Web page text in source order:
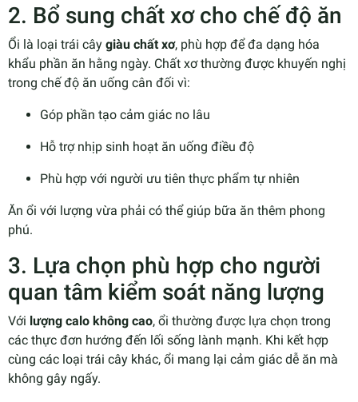
2. Bổ sung chất xơ cho chế độ ăn
Ổi là loại trái cây giàu chất xơ, phù hợp để đa dạng hóa
khẩu phần ăn hằng ngày. Chất xơ thường được khuyến nghị
trong chế độ ăn uống cân đối vì:
Góp phần tạo cảm giác no lâu
Hỗ trợ nhịp sinh hoạt ăn uống điều độ
Phù hợp với người ưu tiên thực phẩm tự nhiên
Ăn ổi với lượng vừa phải có thể giúp bữa ăn thêm phong
phú.
3. Lựa chọn phù hợp cho người
quan tâm kiểm soát năng lượng
Với lượng calo không cao, ổi thường được lựa chọn trong
các thực đơn hướng đến lối sống lành mạnh. Khi kết hợp
cùng các loại trái cây khác, ổi mang lại cảm giác dễ ăn mà
không gây ngấy.